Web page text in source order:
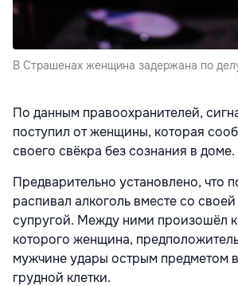
В Страшенах женщина задержана по
По данным правоохранителей,
поступил от женщины, которая
своего свёкра без сознания в доме.
Предварительно установлено, что
распивал алкоголь вместе со
супругой. Между ними произошёл
которого женщина,
мужчине удары острым предметом
грудной клетки.